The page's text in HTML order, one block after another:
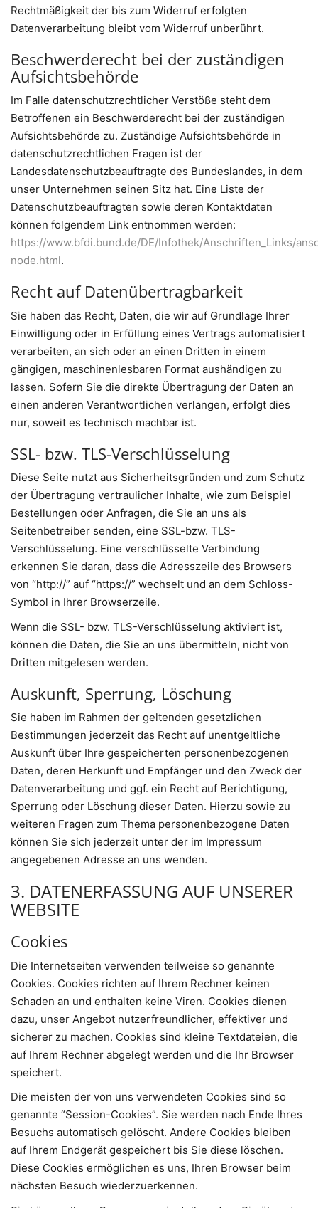
Rechtmäßigkeit der bis zum Widerruf erfolgten
Datenverarbeitung bleibt vom Widerruf unberührt.
Beschwerderecht bei der zuständigen
Aufsichtsbehörde
Im Falle datenschutzrechtlicher Verstöße steht dem
Betroffenen ein Beschwerderecht bei der zuständigen
Aufsichtsbehörde zu. Zuständige Aufsichtsbehörde in
datenschutzrechtlichen Fragen ist der
Landesdatenschutzbeauftragte des Bundeslandes, in dem
unser Unternehmen seinen Sitz hat. Eine Liste der
Datenschutzbeauftragten sowie deren Kontaktdaten
können folgendem Link entnommen werden:
https://www.bfdi.bund.de/DE/Infothek/Anschriften_Links/
node.html.
Recht auf Datenübertragbarkeit
Sie haben das Recht, Daten, die wir auf Grundlage Ihrer
Einwilligung oder in Erfüllung eines Vertrags automatisiert
verarbeiten, an sich oder an einen Dritten in einem
gängigen, maschinenlesbaren Format aushändigen zu
lassen. Sofern Sie die direkte Übertragung der Daten an
einen anderen Verantwortlichen verlangen, erfolgt dies
nur, soweit es technisch machbar ist.
SSL- bzw. TLS-Verschlüsselung
Diese Seite nutzt aus Sicherheitsgründen und zum Schutz
der Übertragung vertraulicher Inhalte, wie zum Beispiel
Bestellungen oder Anfragen, die Sie an uns als
Seitenbetreiber senden, eine SSL-bzw. TLS-
Verschlüsselung. Eine verschlüsselte Verbindung
erkennen Sie daran, dass die Adresszeile des Browsers
von “http://” auf “https://” wechselt und an dem Schloss-
Symbol in Ihrer Browserzeile.
Wenn die SSL- bzw. TLS-Verschlüsselung aktiviert ist,
können die Daten, die Sie an uns übermitteln, nicht von
Dritten mitgelesen werden.
Auskunft, Sperrung, Löschung
Sie haben im Rahmen der geltenden gesetzlichen
Bestimmungen jederzeit das Recht auf unentgeltliche
Auskunft über Ihre gespeicherten personenbezogenen
Daten, deren Herkunft und Empfänger und den Zweck der
Datenverarbeitung und ggf. ein Recht auf Berichtigung,
Sperrung oder Löschung dieser Daten. Hierzu sowie zu
weiteren Fragen zum Thema personenbezogene Daten
können Sie sich jederzeit unter der im Impressum
angegebenen Adresse an uns wenden.
3. DATENERFASSUNG AUF UNSERER
WEBSITE
Cookies
Die Internetseiten verwenden teilweise so genannte
Cookies. Cookies richten auf Ihrem Rechner keinen
Schaden an und enthalten keine Viren. Cookies dienen
dazu, unser Angebot nutzerfreundlicher, effektiver und
sicherer zu machen. Cookies sind kleine Textdateien, die
auf Ihrem Rechner abgelegt werden und die Ihr Browser
speichert.
Die meisten der von uns verwendeten Cookies sind so
genannte “Session-Cookies”. Sie werden nach Ende Ihres
Besuchs automatisch gelöscht. Andere Cookies bleiben
auf Ihrem Endgerät gespeichert bis Sie diese löschen.
Diese Cookies ermöglichen es uns, Ihren Browser beim
nächsten Besuch wiederzuerkennen.